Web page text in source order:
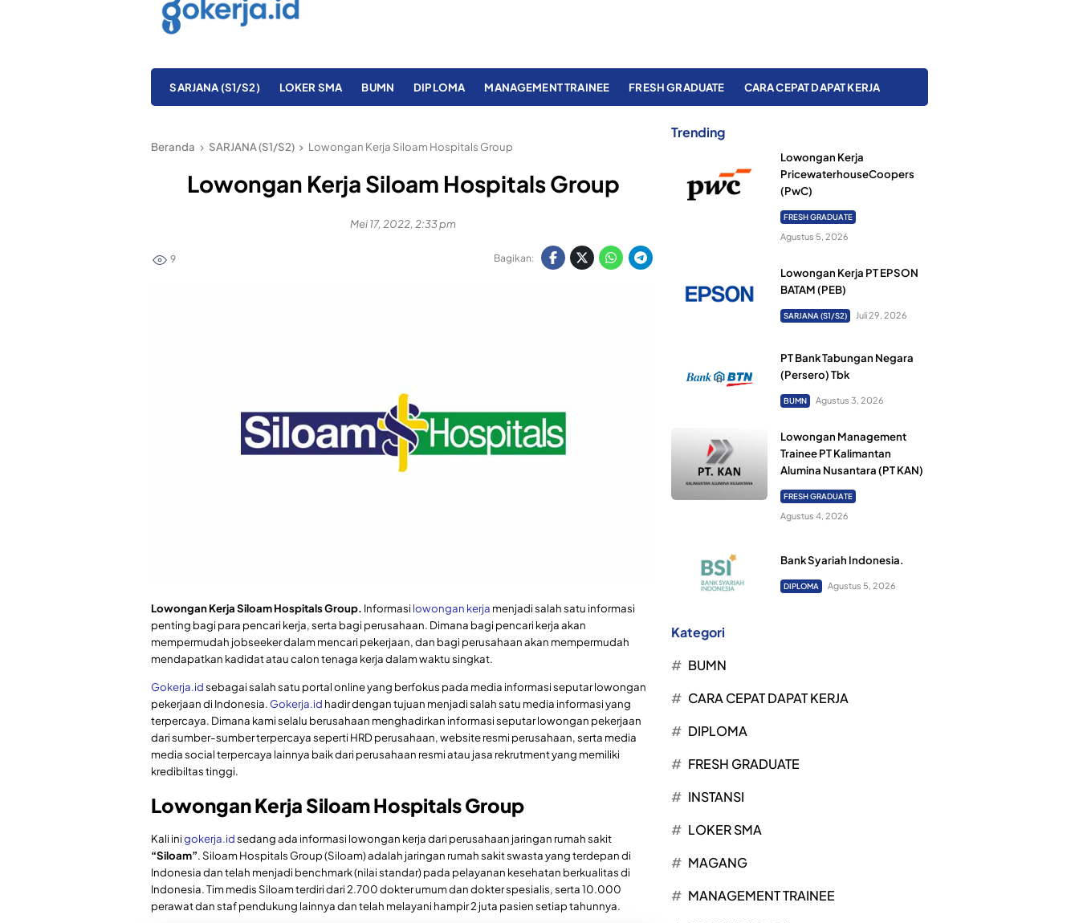
SARJANA (S1/S2) LOKER SMA BUMN DIPLOMA MANAGEMENT TRAINEE FRESH GRADUATE CARA CEPAT DAPAT KERJA
Beranda SARJANA (S1/S2) Lowongan Kerja Siloam Hospitals Group
Lowongan Kerja Siloam Hospitals Group
Mei 17, 2022, 2:33 pm
9 Bagikan:
Lowongan Kerja Siloam Hospitals Group. Informasi lowongan kerja menjadi salah satu informasi
penting bagi para pencari kerja, serta bagi perusahaan. Dimana bagi pencari kerja akan
mempermudah jobseeker dalam mencari pekerjaan, dan bagi perusahaan akan mempermudah
mendapatkan kadidat atau calon tenaga kerja dalam waktu singkat.
Gokerja.idsebagai salah satu portal online yang berfokus pada media informasi seputar lowongan
pekerjaan di Indonesia. Gokerja.id hadir dengan tujuan menjadi salah satu media informasi yang
terpercaya. Dimana kami selalu berusahaan menghadirkan informasi seputar lowongan pekerjaan
dari sumber-sumber terpercaya seperti HRD perusahaan, website resmi perusahaan, serta media
media social terpercaya lainnya baik dari perusahaan resmi atau jasa rekrutment yang memiliki
kredibiltas tinggi.
Lowongan Kerja Siloam Hospitals Group
Kali inigokerja.idsedang ada informasi lowongan kerja dari perusahaan jaringan rumah sakit
“Siloam”. Siloam Hospitals Group (Siloam) adalah jaringan rumah sakit swasta yang terdepan di
Indonesia dan telah menjadi benchmark (nilai standar) pada pelayanan kesehatan berkualitas di
Indonesia. Tim medis Siloam terdiri dari 2.700 dokter umum dan dokter spesialis, serta 10.000
perawat dan staf pendukung lainnya dan telah melayani hampir 2 juta pasien setiap tahunnya.
Trending
Lowongan Kerja
PricewaterhouseCoopers
(PwC)
FRESH GRADUATE
Agustus 5, 2026
Lowongan Kerja PT EPSON
BATAM (PEB)
SARJANA (S1/S2) Juli 29, 2026
PT Bank Tabungan Negara
(Persero) Tbk
BUMN Agustus 3, 2026
Lowongan Management
Trainee PT Kalimantan
Alumina Nusantara (PT KAN)
FRESH GRADUATE
Agustus 4, 2026
Bank Syariah Indonesia.
DIPLOMA Agustus 5, 2026
Kategori
BUMN
CARA CEPAT DAPAT KERJA
DIPLOMA
FRESH GRADUATE
INSTANSI
LOKER SMA
MAGANG
MANAGEMENT TRAINEE